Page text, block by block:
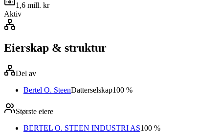
1,6 mill. kr
Aktiv
Eierskap & struktur
Del av
Bertel O. SteenDatterselskap100 %
Største eiere
BERTEL O. STEEN INDUSTRI AS100 %